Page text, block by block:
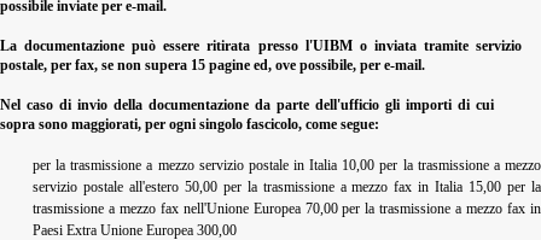
possibile inviate per e-mail.
La documentazione può essere ritirata presso l'UIBM o inviata tramite servizio
postale, per fax, se non supera 15 pagine ed, ove possibile, per e-mail.
Nel caso di invio della documentazione da parte dell'ufficio gli importi di cui
sopra sono maggiorati, per ogni singolo fascicolo, come segue:
per la trasmissione a mezzo servizio postale in Italia 10,00 per la trasmissione a mezzo
servizio postale all'estero 50,00 per la trasmissione a mezzo fax in Italia 15,00 per la
trasmissione a mezzo fax nell'Unione Europea 70,00 per la trasmissione a mezzo fax in
Paesi Extra Unione Europea 300,00